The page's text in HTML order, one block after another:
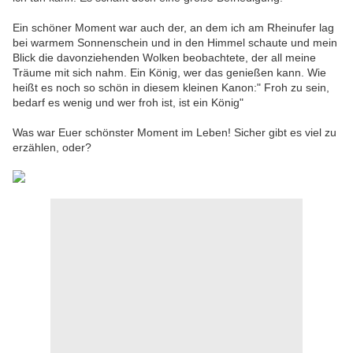
Ein schöner Moment war auch der, an dem ich am Rheinufer lag
bei warmem Sonnenschein und in den Himmel schaute und mein
Blick die davonziehenden Wolken beobachtete, der all meine
Träume mit sich nahm. Ein König, wer das genießen kann. Wie
heißt es noch so schön in diesem kleinen Kanon:" Froh zu sein,
bedarf es wenig und wer froh ist, ist ein König"
Was war Euer schönster Moment im Leben! Sicher gibt es viel zu
erzählen, oder?